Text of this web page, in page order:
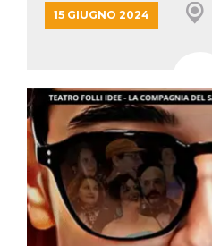
15 GIUGNO 2024